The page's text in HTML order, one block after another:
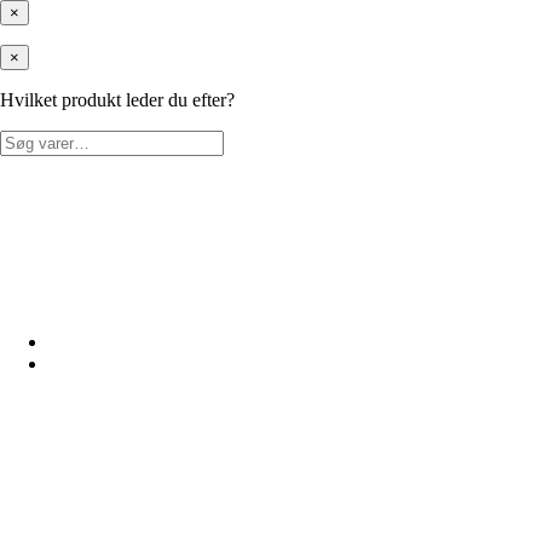
×
×
Hvilket produkt leder du efter?
Søg
efter: